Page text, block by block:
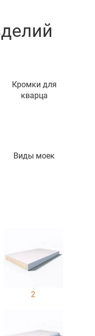
Кромки для
кварца
Виды моек
2